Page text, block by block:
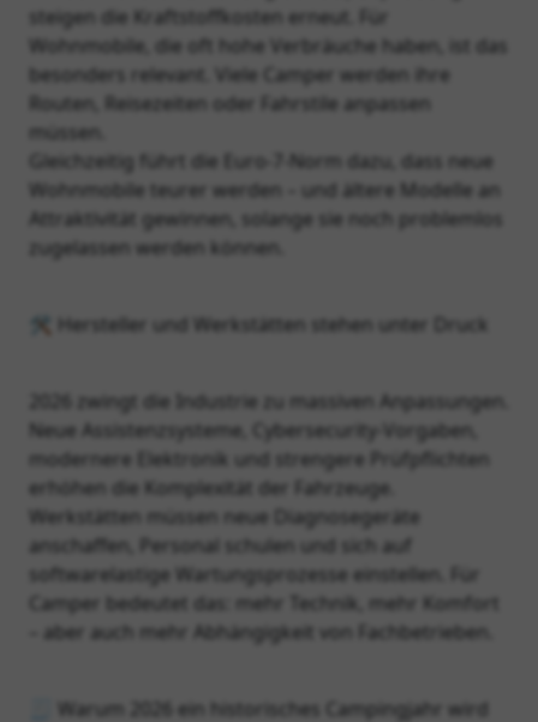
steigen die Kraftstoffkosten erneut. Für
Wohnmobile, die oft hohe Verbräuche haben, ist das
besonders relevant. Viele Camper werden ihre
Routen, Reisezeiten oder Fahrstile anpassen
müssen.
Gleichzeitig führt die Euro‑7‑Norm dazu, dass neue
Wohnmobile teurer werden – und ältere Modelle an
Attraktivität gewinnen, solange sie noch problemlos
zugelassen werden können.
🛠️ Hersteller und Werkstätten stehen unter Druck
2026 zwingt die Industrie zu massiven Anpassungen.
Neue Assistenzsysteme, Cybersecurity‑Vorgaben,
modernere Elektronik und strengere Prüfpflichten
erhöhen die Komplexität der Fahrzeuge.
Werkstätten müssen neue Diagnosegeräte
anschaffen, Personal schulen und sich auf
softwarelastige Wartungsprozesse einstellen. Für
Camper bedeutet das: mehr Technik, mehr Komfort
– aber auch mehr Abhängigkeit von Fachbetrieben.
🧾 Warum 2026 ein historisches Campingjahr wird